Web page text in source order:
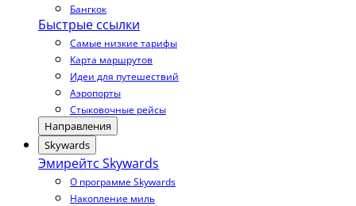
Бангкок
Быстрые ссылки
Самые низкие тарифы
Карта маршрутов
Идеи для путешествий
Аэропорты
Стыковочные рейсы
Направления
Skywards
Эмирейтс Skywards
О программе Skywards
Накопление миль